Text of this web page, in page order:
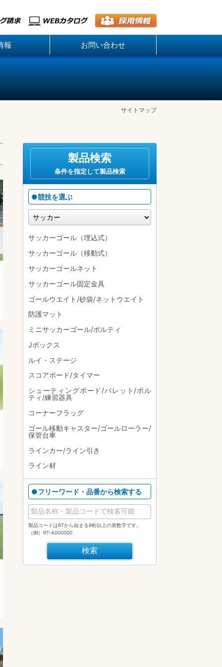
報 お問い合わせ
製品検索
条件を指定して製品検索
●競技を選ぶ
サッカーゴール（埋込式）
サッカーゴール（移動式）
サッカーゴールネット
サッカーゴール固定金具
ゴールウエイト/砂袋/ネットウエイト
防護マット
ミニサッカーゴール/ポルティ
Jボックス
ルイ・ステージ
スコアボード/タイマー
シューティングボード/バレット/ポル
ティ/練習器具
コーナーフラッグ
ゴール移動キャスター/ゴールローラー/
保管台車
ラインカー/ライン引き
ライン材
●フリーワード・品番から検索する
製品コードはRTから始まる9桁以上の英数字です。
（例）RT-A000000
サイトマップ